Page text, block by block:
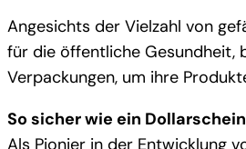
Angesichts der Vielzahl von
für die öffentliche Gesundheit,
Verpackungen, um ihre
So sicher wie ein Dollarschein
Als Pionier in der Entwicklung